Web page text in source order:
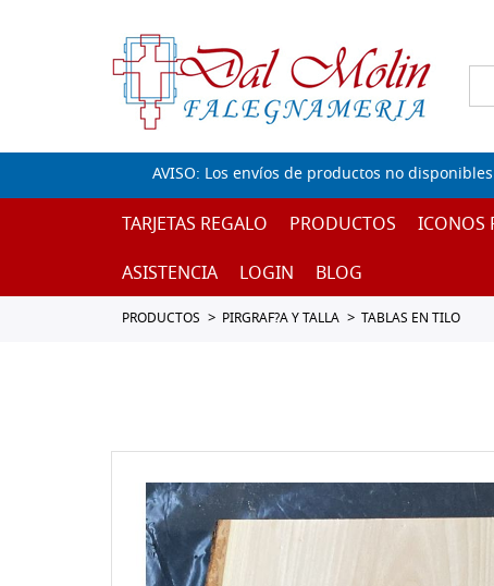
AVISO: Los envíos de productos no
TARJETAS REGALO PRODUCTOS ICONOS
ASISTENCIA
LOGIN BLOG
PRODUCTOS PIRGRAF?A Y TALLA TABLAS EN TILO